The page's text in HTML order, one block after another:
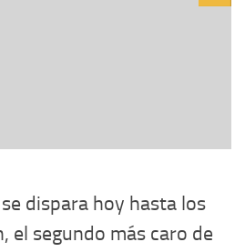
dispara hoy hasta los
el segundo más caro de